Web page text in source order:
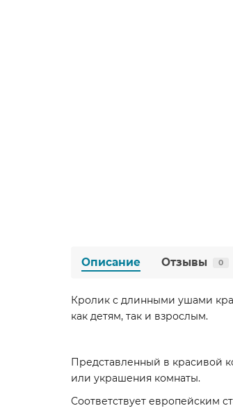
Описание Отзывы 0
Кролик с длинными ушами
как детям, так и взрослым.
Представленный в красивой
или украшения комнаты.
Соответствует европейским